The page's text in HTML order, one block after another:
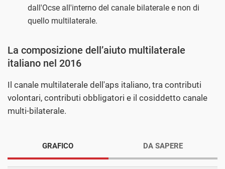
dall'Ocse all'interno del canale bilaterale e non di
quello multilaterale.
La composizione dell’aiuto multilaterale
italiano nel 2016
Il canale multilaterale dell'aps italiano, tra contributi
volontari, contributi obbligatori e il cosiddetto canale
multi-bilaterale.
GRAFICO DA SAPERE